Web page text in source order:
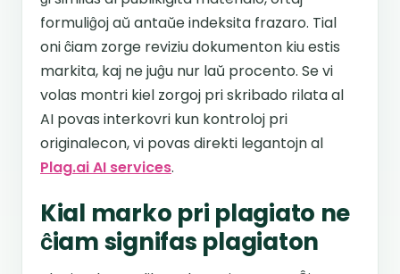
formuliĝoj aŭ antaŭe indeksita frazaro. Tial
oni ĉiam zorge reviziu dokumenton kiu estis
markita, kaj ne juĝu nur laŭ procento. Se vi
volas montri kiel zorgoj pri skribado rilata al
AI povas interkovri kun kontroloj pri
originalecon, vi povas direkti legantojn al
Plag.ai AI services.
Kial marko pri plagiato ne
ĉiam signifas plagiaton